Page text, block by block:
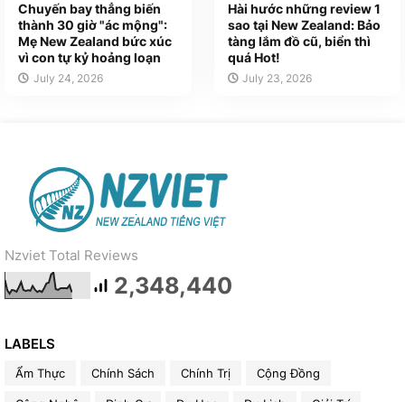
Chuyến bay thẳng biến
thành 30 giờ "ác mộng":
Mẹ New Zealand bức xúc
vì con tự kỷ hoảng loạn
July 24, 2026
Hài hước những review 1
sao tại New Zealand: Bảo
tàng lắm đồ cũ, biển thì
quá Hot!
July 23, 2026
Nzviet Total Reviews
2,348,440
LABELS
Ẩm Thực Chính Sách Chính Trị Cộng Đồng